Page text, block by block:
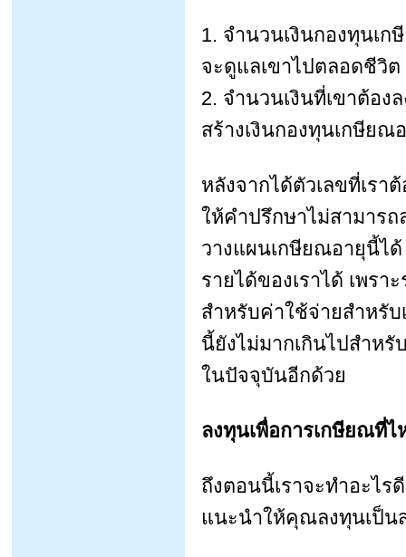
1. จำนวนเงินกองทุนเ
จะดูแลเขาไปตลอดชีวิต
2. จำนวนเงินที่เขาต้อง
สร้างเงินกองทุนเกษียณ
หลังจากได้ตัวเลขที่เร
ให้คำปรึกษาไม่สามาร
วางแผนเกษียณอายุนี้ได้
รายได้ของเราได้ เพร
สำหรับค่าใช้จ่ายสำหรั
นี้ยังไม่มากเกินไปสำห
ในปัจจุบันอีกด้วย
ลงทุนเพื่อการเกษียณที่ไ
ถึงตอนนี้เราจะทำอะไร
แนะนำให้คุณลงทุนเป็น